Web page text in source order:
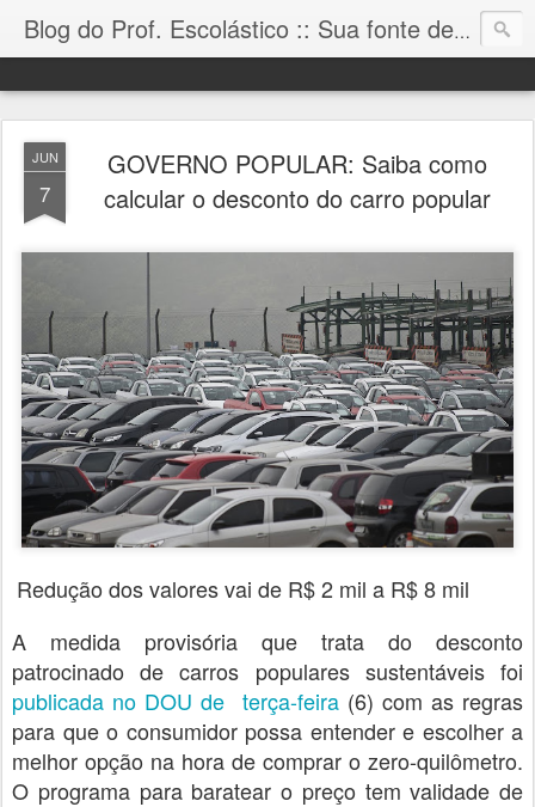
Blog do Prof. Escolástico :: Sua fonte de informação!
JUN
7
GOVERNO POPULAR: Saiba como
calcular o desconto do carro popular
Redução dos valores vai de R$ 2 mil a R$ 8 mil
A medida provisória que trata do desconto
patrocinado de carros populares sustentáveis foi
publicada no DOU de terça-feira(6) com as regras
para que o consumidor possa entender e escolher a
melhor opção na hora de comprar o zero-quilômetro.
O programa para baratear o preço tem validade de